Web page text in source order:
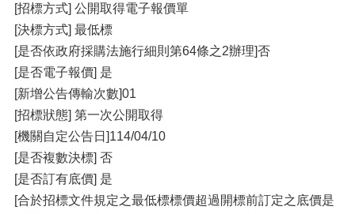
[招標方式] 公開取得電子報價單
[決標方式] 最低標
[是否依政府採購法施行細則第64條之2辦理]否
[是否電子報價] 是
[新增公告傳輸次數]01
[招標狀態] 第一次公開取得
[機關自定公告日]114/04/10
[是否複數決標] 否
[是否訂有底價] 是
[合於招標文件規定之最低標標價超過開標前訂定之底價是